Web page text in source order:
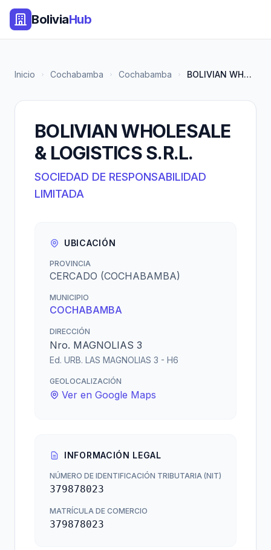
BoliviaHub
Inicio Cochabamba Cochabamba BOLIVIAN WHOLESALE & LOGISTIC...
BOLIVIAN WHOLESALE
& LOGISTICS S.R.L.
SOCIEDAD DE RESPONSABILIDAD
LIMITADA
UBICACIÓN
PROVINCIA
CERCADO (COCHABAMBA)
MUNICIPIO
COCHABAMBA
DIRECCIÓN
Nro. MAGNOLIAS 3
Ed. URB. LAS MAGNOLIAS 3 - H6
GEOLOCALIZACIÓN
Ver en Google Maps
INFORMACIÓN LEGAL
NÚMERO DE IDENTIFICACIÓN TRIBUTARIA (NIT)
379878023
MATRÍCULA DE COMERCIO
379878023